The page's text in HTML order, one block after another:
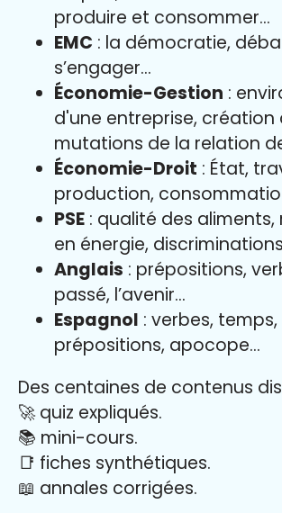
produire et consommer…
EMC : la démocratie,
s’engager…
Économie-Gestion :
d'une entreprise, création
mutations de la relation
Économie-Droit : État,
production,
PSE : qualité des aliments,
en énergie,
Anglais : prépositions,
passé, l’avenir…
Espagnol : verbes,
prépositions, apocope…
Des centaines de contenus
🚀 quiz expliqués.
📚 mini-cours.
📑 fiches synthétiques.
📖 annales corrigées.